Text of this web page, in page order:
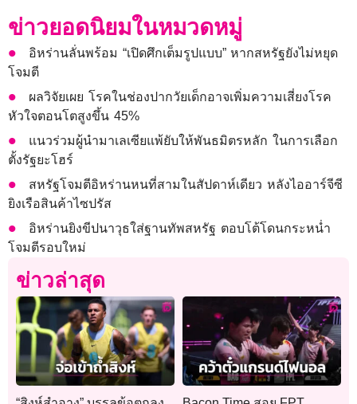
ข่าวยอดนิยมในหมวดหมู่
อิหร่านลั่นพร้อม “เปิดศึกเต็มรูปแบบ” หากสหรัฐยังไม่หยุด
โจมตี
ผลวิจัยเผย โรคในช่องปากวัยเด็กอาจเพิ่มความเสี่ยงโรค
หัวใจตอนโตสูงขึ้น 45%
แนวร่วมผู้นำมาเลเซียแพ้ยับให้พันธมิตรหลัก ในการเลือก
ตั้งรัฐยะโฮร์
สหรัฐโจมตีอิหร่านหนที่สามในสัปดาห์เดียว หลังไออาร์จีซี
ยิงเรือสินค้าไซปรัส
อิหร่านยิงขีปนาวุธใส่ฐานทัพสหรัฐ ตอบโต้โดนกระหน่ำ
โจมตีรอบใหม่
ข่าวล่าสุด